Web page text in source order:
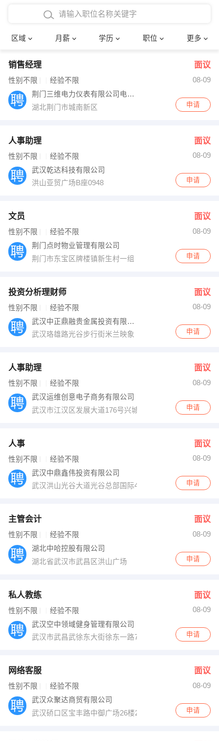
区域 月薪 学历 职位 更多
4000-5000元
8000-12000元
12000-20000元
博士
文员
财务会计
网络IT
快递员
收银员 技术员/工程师
出纳
编辑
跟单
其他职位
确定
销售经理 面议
性别不限 经验不限
08-09
荆门三维电力仪表有限公司电表厂
湖北荆门市城南新区
申请
人事助理 面议
性别不限 经验不限
08-09
武汉乾达科技有限公司
洪山亚贸广场B座0948
申请
文员 面议
性别不限 经验不限
08-09
荆门点时物业管理有限公司
荆门市东宝区牌楼镇新生村一组
申请
投资分析理财师 面议
性别不限 经验不限
08-09
武汉中正鼎融贵金属投资有限公司
武汉珞雄路光谷步行街米兰映象
申请
人事助理 面议
性别不限 经验不限
08-09
武汉运维创意电子商务有限公司
武汉市江汉区发展大道176号兴城大厦B座15楼
申请
人事 面议
性别不限 经验不限
08-09
武汉中鼎鑫伟投资有限公司
武汉洪山光谷大道光谷总部国际4栋908
申请
主管会计 面议
性别不限 经验不限
08-09
湖北中哈控股有限公司
湖北省武汉市武昌区洪山广场
申请
私人教练 面议
性别不限 经验不限
08-09
武汉空中领域健身管理有限公司
武汉市武昌武徐东大街徐东一路7号华天大酒店31楼
申请
网络客服 面议
性别不限 经验不限
08-09
武汉众聚达商贸有限公司
武汉硚口区宝丰路中御广场26楼2609室维也纳国际大酒
申请